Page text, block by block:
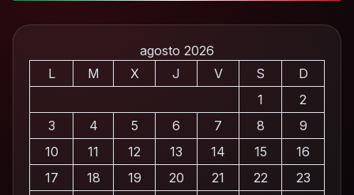
agosto 2026
L
M X J V S
D
1
2
3
4 5 6 7 8
9
10
11 12 13 14 15
16
17
18 19 20 21 22
23